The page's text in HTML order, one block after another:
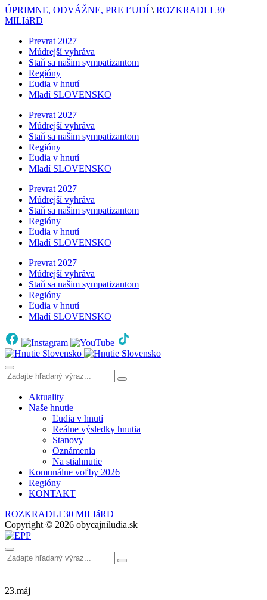
ÚPRIMNE, ODVÁŽNE, PRE ĽUDÍ \ ROZKRADLI 30
MILIáRD
Prevrat 2027
Múdrejší vyhráva
Staň sa našim sympatizantom
Regióny
Ľudia v hnutí
Mladí SLOVENSKO
Prevrat 2027
Múdrejší vyhráva
Staň sa našim sympatizantom
Regióny
Ľudia v hnutí
Mladí SLOVENSKO
Prevrat 2027
Múdrejší vyhráva
Staň sa našim sympatizantom
Regióny
Ľudia v hnutí
Mladí SLOVENSKO
Prevrat 2027
Múdrejší vyhráva
Staň sa našim sympatizantom
Regióny
Ľudia v hnutí
Mladí SLOVENSKO
Aktuality
Naše hnutie
Ľudia v hnutí
Reálne výsledky hnutia
Stanovy
Oznámenia
Na stiahnutie
Komunálne voľby 2026
Regióny
KONTAKT
ROZKRADLI 30 MILIáRD
Copyright © 2026 obycajniludia.sk
23.máj